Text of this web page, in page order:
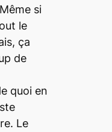
si
le
ça
de
quoi en
Le